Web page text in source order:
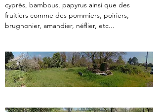
cyprès, bambous, papyrus ainsi que des
fruitiers comme des pommiers, poiriers,
brugnonier, amandier, néflier, etc...